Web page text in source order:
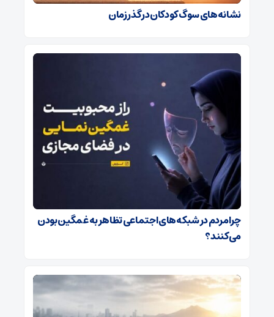
نشانه‌های سوگ کودکان در گذر زمان
چرا مردم در شبکه‌های اجتماعی تظاهر به غمگین بودن
می‌کنند؟